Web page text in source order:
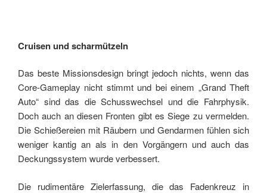
Cruisen und scharmützeln
Das beste Missionsdesign bringt jedoch nichts, wenn das
Core-Gameplay nicht stimmt und bei einem „Grand Theft
Auto“ sind das die Schusswechsel und die Fahrphysik.
Doch auch an diesen Fronten gibt es Siege zu vermelden.
Die Schießereien mit Räubern und Gendarmen fühlen sich
weniger kantig an als in den Vorgängern und auch das
Deckungssystem wurde verbessert.
Die rudimentäre Zielerfassung, die das Fadenkreuz in